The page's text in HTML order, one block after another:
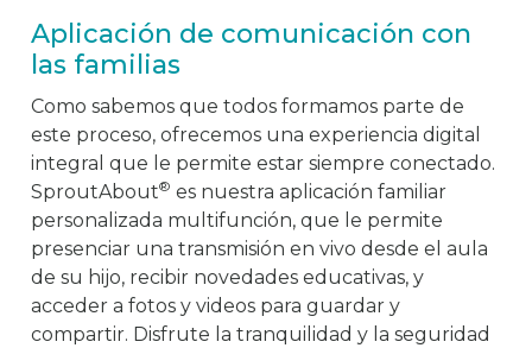
Aplicación de comunicación con
las familias
Como sabemos que todos formamos parte de
este proceso, ofrecemos una experiencia digital
integral que le permite estar siempre conectado.
SproutAbout® es nuestra aplicación familiar
personalizada multifunción, que le permite
presenciar una transmisión en vivo desde el aula
de su hijo, recibir novedades educativas, y
acceder a fotos y videos para guardar y
compartir. Disfrute la tranquilidad y la seguridad